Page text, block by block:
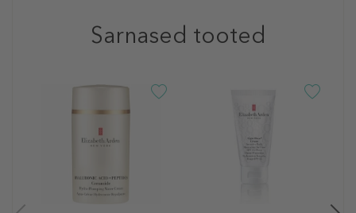
Sarnased tooted